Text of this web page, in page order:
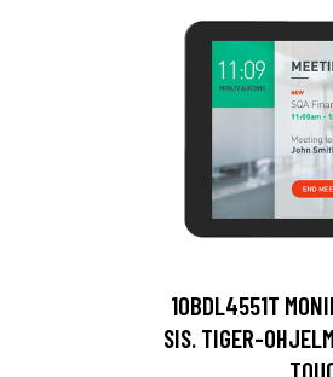
10BDL4551T
SIS. TIGER-